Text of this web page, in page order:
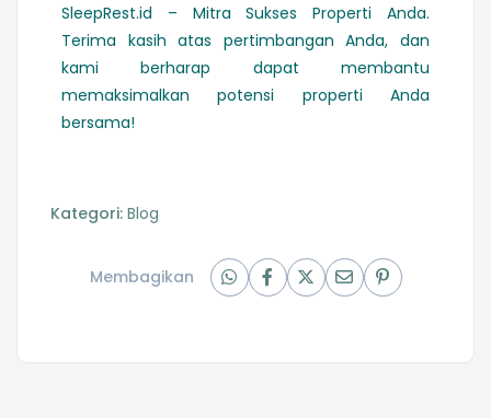
SleepRest.id – Mitra Sukses Properti Anda.
Terima kasih atas pertimbangan Anda, dan
kami berharap dapat membantu
memaksimalkan potensi properti Anda
bersama!
Kategori:Blog
Membagikan